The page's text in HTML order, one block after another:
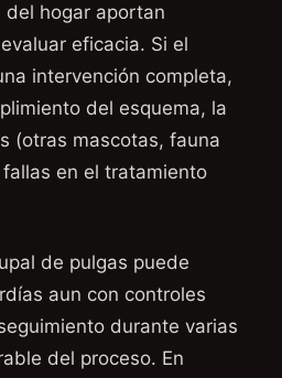
hogar aportan
eficacia. Si el
intervención completa,
del esquema, la
(otras mascotas, fauna
en el tratamiento
de pulgas puede
aun con controles
durante varias
del proceso. En